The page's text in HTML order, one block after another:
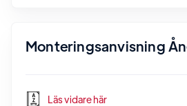
Monteringsanvisning
Läs vidare här